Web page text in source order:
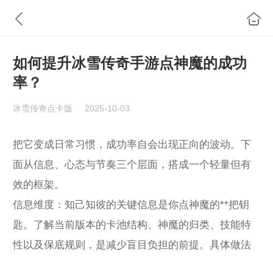
如何提升冰雪传奇手游点神魔的成功
率？
冰雪传奇点卡版 2025-10-03
把它变成日常习惯，成功率自会出现正向的波动。下
面从信息、心态与节奏三个层面，搭成一个轻量但有
效的框架。
信息维度：知己知彼的关键信息是你点神魔的**把钥
匙。了解当前版本的卡池结构、神魔的归类、技能特
性以及保底规则，是减少盲目负担的前提。具体做法